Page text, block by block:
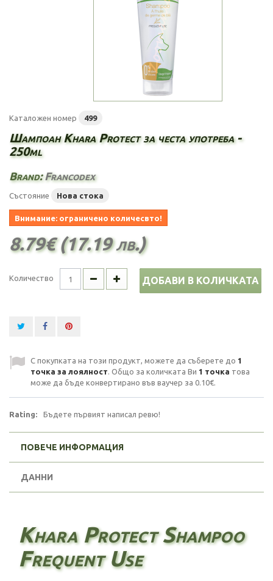
Каталожен номер 499
Шампоан Khara Protect за честа употреба -
250ml
Brand:Francodex
Състояние Нова стока
Внимание: ограничено количесвто!
8.79€ (17.19 лв.)
Количество ДОБАВИ В КОЛИЧКАТА
С покупката на този продукт, можете да съберете до 1
точка за лоялност. Общо за количката Ви 1 точка това
може да бъде конвертирано във ваучер за 0.10€.
Rating: Бъдете първият написал ревю!
ПОВЕЧЕ ИНФОРМАЦИЯ
ДАННИ
Khara Protect Shampoo
Frequent Use